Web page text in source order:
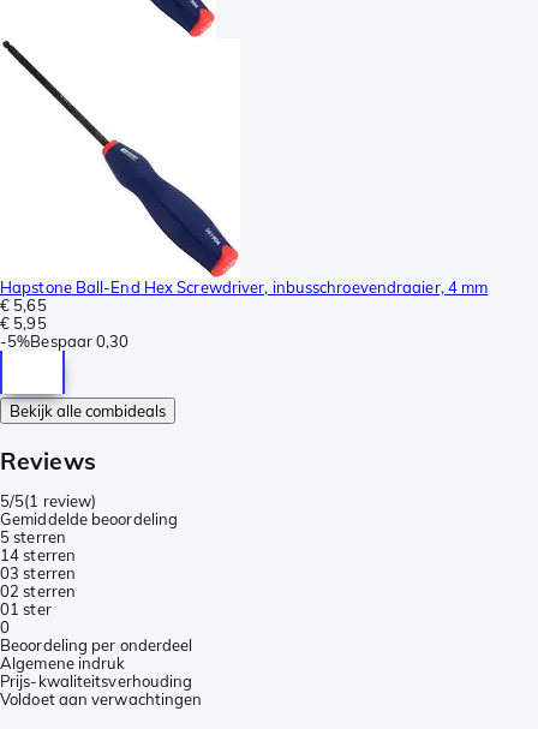
Hapstone Ball-End Hex Screwdriver, inbusschroevendraaier, 4 mm
€ 5,65
€ 5,95
-5%Bespaar0,30
Bekijk alle combideals
Reviews
5/5(1 review)
Gemiddelde beoordeling
5 sterren
14 sterren
03 sterren
02 sterren
01 ster
0
Beoordeling per onderdeel
Algemene indruk
Prijs-kwaliteitsverhouding
Voldoet aan verwachtingen